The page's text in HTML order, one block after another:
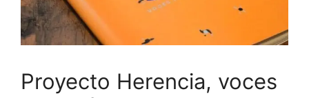
Proyecto Herencia, voces